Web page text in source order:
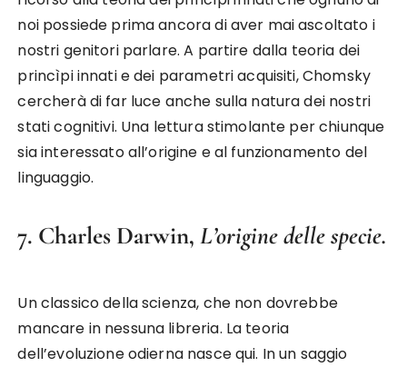
noi possiede prima ancora di aver mai ascoltato i
nostri genitori parlare. A partire dalla teoria dei
princìpi innati e dei parametri acquisiti, Chomsky
cercherà di far luce anche sulla natura dei nostri
stati cognitivi. Una lettura stimolante per chiunque
sia interessato all’origine e al funzionamento del
linguaggio.
7. Charles Darwin,L’origine delle specie.
Un classico della scienza, che non dovrebbe
mancare in nessuna libreria. La teoria
dell’evoluzione odierna nasce qui. In un saggio